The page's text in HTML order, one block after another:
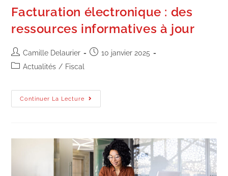
Facturation électronique : des
ressources informatives à jour
Camille Delaurier
10 janvier 2025
Actualités / Fiscal
Continuer La Lecture